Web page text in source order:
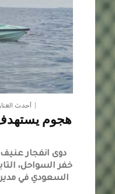
أحدث
هجوم
دوى انفجار
خفر السواحل،
السعودي في